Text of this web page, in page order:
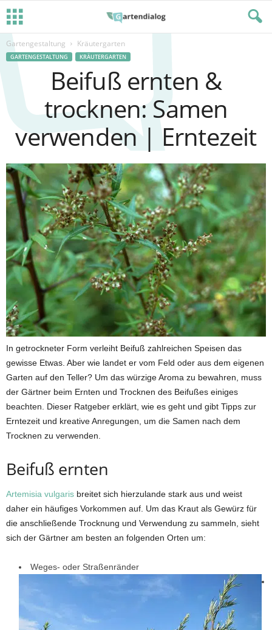
Gartengestaltung Kräutergarten
GARTENGESTALTUNG KRÄUTERGARTEN
Beifuß ernten &
trocknen: Samen
verwenden | Erntezeit
In getrockneter Form verleiht Beifuß zahlreichen Speisen das
gewisse Etwas. Aber wie landet er vom Feld oder aus dem eigenen
Garten auf den Teller? Um das würzige Aroma zu bewahren, muss
der Gärtner beim Ernten und Trocknen des Beifußes einiges
beachten. Dieser Ratgeber erklärt, wie es geht und gibt Tipps zur
Erntezeit und kreative Anregungen, um die Samen nach dem
Trocknen zu verwenden.
Beifuß ernten
Artemisia vulgaris breitet sich hierzulande stark aus und weist
daher ein häufiges Vorkommen auf. Um das Kraut als Gewürz für
die anschließende Trocknung und Verwendung zu sammeln, sieht
sich der Gärtner am besten an folgenden Orten um:
Weges- oder Straßenränder